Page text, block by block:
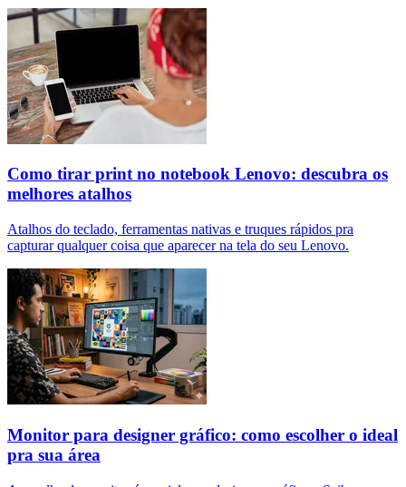
Como tirar print no notebook Lenovo: descubra os
melhores atalhos
Atalhos do teclado, ferramentas nativas e truques rápidos pra
capturar qualquer coisa que aparecer na tela do seu Lenovo.
Monitor para designer gráfico: como escolher o ideal
pra sua área